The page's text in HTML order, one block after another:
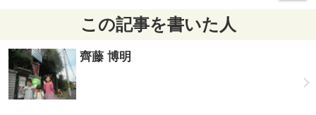
この記事を書いた人
齊藤 博明